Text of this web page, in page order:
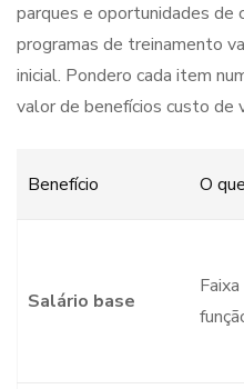
parques e oportunidades de
programas de treinamento
inicial. Pondero cada item
valor de benefícios custo de
Benefício O
Salário base